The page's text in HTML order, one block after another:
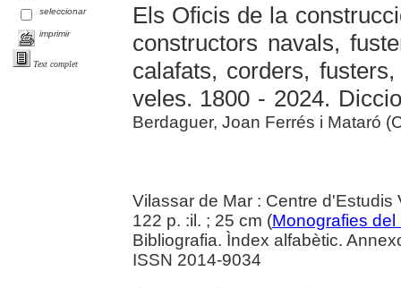
seleccionar
imprimir
Text complet
Els Oficis de la
constructors navals,
calafats, corders,
veles. 1800 - 2024.
Berdaguer, Joan Ferrés i Mataró
Vilassar de Mar : Centre d'Estudis
122 p. :il. ; 25 cm (Monografies del
Bibliografia. Ìndex alfabètic.
ISSN 2014-9034